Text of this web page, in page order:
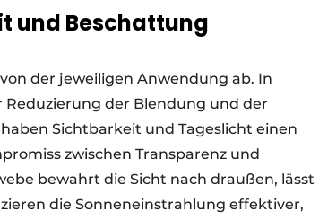
und Beschattung
der jeweiligen Anwendung ab. In
der Blendung und der
Sichtbarkeit und Tageslicht einen
zwischen Transparenz und
bewahrt die Sicht nach draußen, lässt
die Sonneneinstrahlung effektiver,